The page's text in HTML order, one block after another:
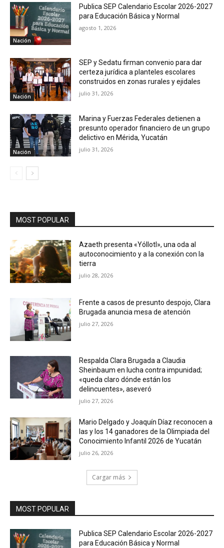
Nación
Publica SEP Calendario Escolar 2026-2027
para Educación Básica y Normal
agosto 1, 2026
Nación
SEP y Sedatu firman convenio para dar
certeza jurídica a planteles escolares
construidos en zonas rurales y ejidales
julio 31, 2026
Nación
Marina y Fuerzas Federales detienen a
presunto operador financiero de un grupo
delictivo en Mérida, Yucatán
julio 31, 2026
MOST POPULAR
Azaeth presenta «Yóllotl», una oda al
autoconocimiento y a la conexión con la
tierra
julio 28, 2026
Frente a casos de presunto despojo, Clara
Brugada anuncia mesa de atención
julio 27, 2026
Respalda Clara Brugada a Claudia
Sheinbaum en lucha contra impunidad;
«queda claro dónde están los
delincuentes», aseveró
julio 27, 2026
Mario Delgado y Joaquín Díaz reconocen a
las y los 14 ganadores de la Olimpiada del
Conocimiento Infantil 2026 de Yucatán
julio 26, 2026
Cargar más
MOST POPULAR
Publica SEP Calendario Escolar 2026-2027
para Educación Básica y Normal